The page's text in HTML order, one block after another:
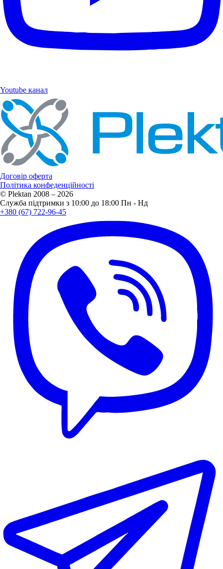
Youtube канал
Договір оферта
Політика конфеденційності
© Plektan 2008 – 2026
Служба підтримки з 10:00 до 18:00 Пн - Нд
+380 (67) 722-96-45